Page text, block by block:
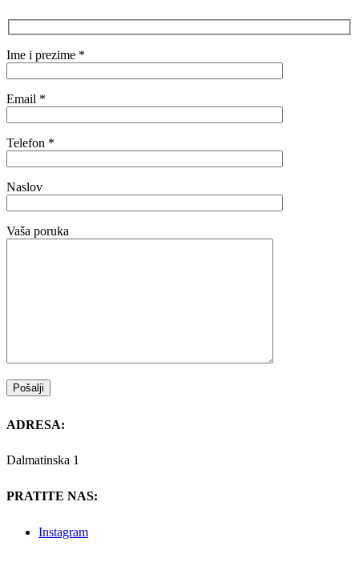
Ime i prezime *
Email *
Telefon *
Naslov
Vaša poruka
ADRESA:
Dalmatinska 1
PRATITE NAS:
Instagram